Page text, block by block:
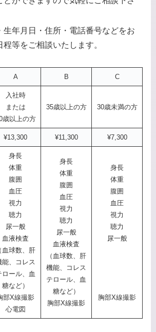
生年月日・住所・電話番号などをお
等をご相談いたします。
A B C
入社時
または
歳以上の方
35歳以上の方 30歳未満の方
¥13,300 ¥11,300 ¥7,300
身長
体重
腹囲
血圧
視力
聴力
尿一般
血液検査
血球数、肝
能、コレス
ロール、血
糖など）
部X線撮影
心電図
身長
体重
腹囲
血圧
視力
聴力
尿一般
血液検査
（血球数、肝
機能、コレス
テロール、血
糖など）
胸部X線撮影
身長
体重
腹囲
血圧
視力
聴力
尿一般
胸部X線撮影